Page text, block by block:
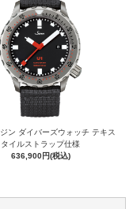
ン ダイバーズウォッチ テキス
タイルストラップ仕様
636,900円(税込)